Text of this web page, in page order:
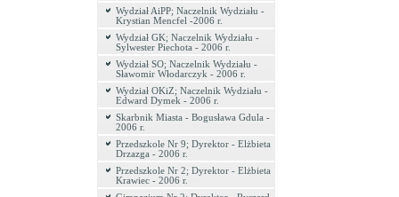
Wydział AiPP; Naczelnik Wydziału -
Krystian Mencfel -2006 r.
Wydział GK; Naczelnik Wydziału -
Sylwester Piechota - 2006 r.
Wydział SO; Naczelnik Wydziału -
Sławomir Włodarczyk - 2006 r.
Wydział OKiZ; Naczelnik Wydziału -
Edward Dymek - 2006 r.
Skarbnik Miasta - Bogusława Gdula -
2006 r.
Przedszkole Nr 9; Dyrektor - Elżbieta
Drzazga - 2006 r.
Przedszkole Nr 2; Dyrektor - Elżbieta
Krawiec - 2006 r.